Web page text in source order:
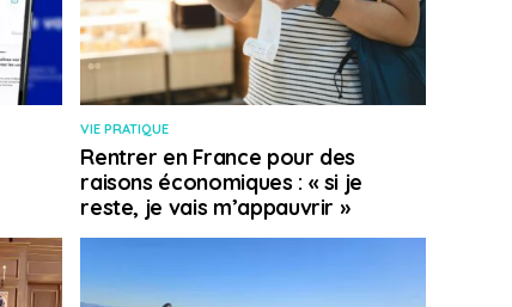
VIE PRATIQUE
Rentrer en France pour des
raisons économiques : « si je
reste, je vais m’appauvrir »